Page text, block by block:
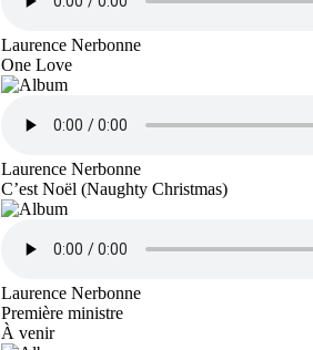
Laurence Nerbonne
One Love
Laurence Nerbonne
C’est Noël (Naughty Christmas)
Laurence Nerbonne
Première ministre
À venir